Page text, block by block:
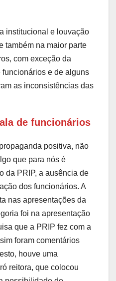
institucional e louvação
também na maior parte
com exceção da
e de alguns
as inconsistências das
de funcionários
positiva, não
que para nós é
da PRIP, a ausência de
dos funcionários. A
nas apresentações da
foi na apresentação
que a PRIP fez com a
foram comentários
houve uma
reitora, que colocou